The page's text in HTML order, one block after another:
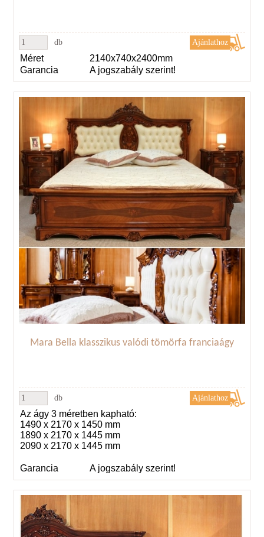
db
Méret
2140x740x2400mm
Garancia
A jogszabály szerint!
Mara Bella klasszikus valódi tömörfa franciaágy
db
Az ágy 3 méretben kapható:
1490 x 2170 x 1450 mm
1890 x 2170 x 1445 mm
2090 x 2170 x 1445 mm
Garancia A jogszabály szerint!